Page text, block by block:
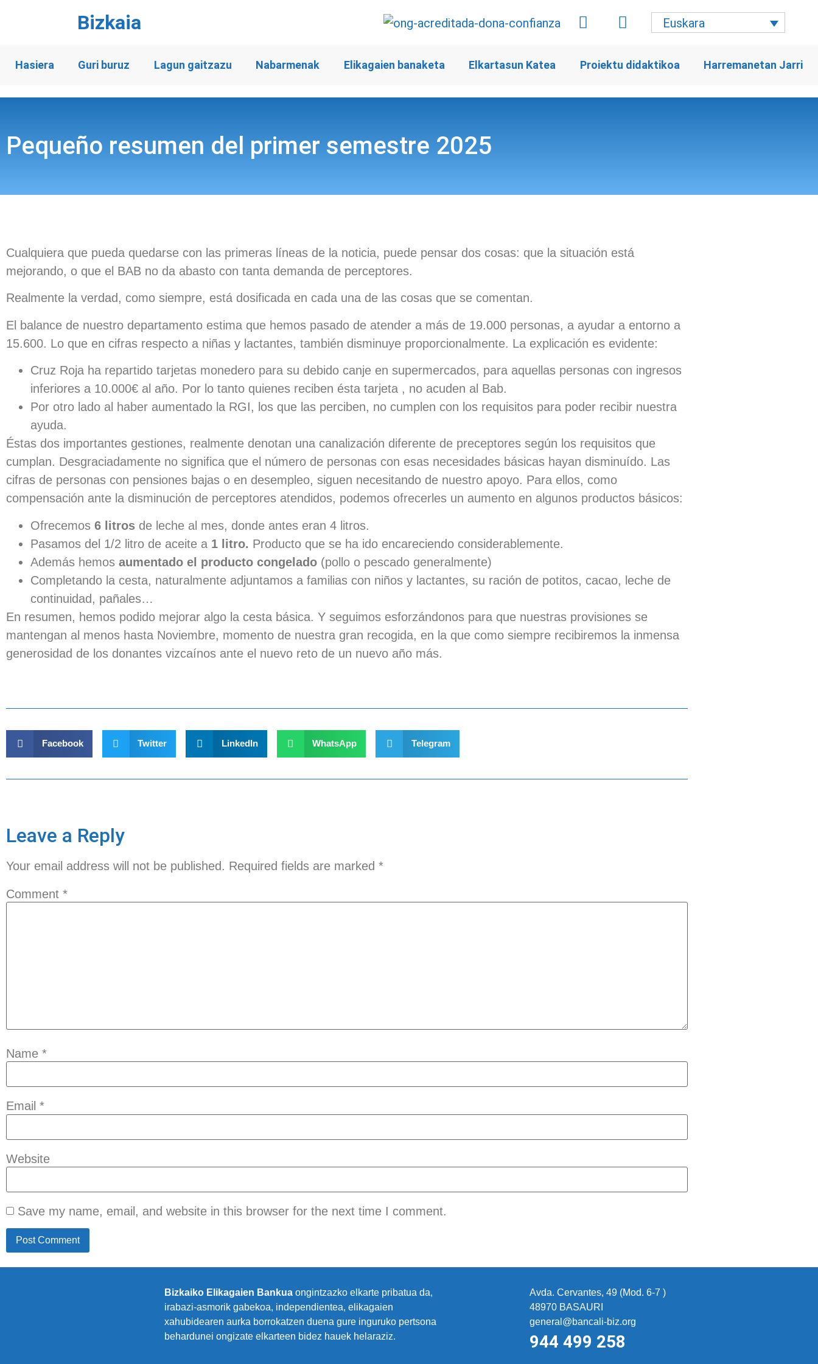
Bizkaia Euskara
Hasiera Guri buruz Lagun gaitzazu Nabarmenak Elikagaien banaketa Elkartasun Katea Proiektu didaktikoa Harremanetan Jarri
Pequeño resumen del primer semestre 2025
Cualquiera que pueda quedarse con las primeras líneas de la noticia, puede pensar dos cosas: que la situación está
mejorando, o que el BAB no da abasto con tanta demanda de perceptores.
Realmente la verdad, como siempre, está dosificada en cada una de las cosas que se comentan.
El balance de nuestro departamento estima que hemos pasado de atender a más de 19.000 personas, a ayudar a entorno a
15.600. Lo que en cifras respecto a niñas y lactantes, también disminuye proporcionalmente. La explicación es evidente:
Cruz Roja ha repartido tarjetas monedero para su debido canje en supermercados, para aquellas personas con ingresos
inferiores a 10.000€ al año. Por lo tanto quienes reciben ésta tarjeta , no acuden al Bab.
Por otro lado al haber aumentado la RGI, los que las perciben, no cumplen con los requisitos para poder recibir nuestra
ayuda.
Éstas dos importantes gestiones, realmente denotan una canalización diferente de preceptores según los requisitos que
cumplan. Desgraciadamente no significa que el número de personas con esas necesidades básicas hayan disminuído. Las
cifras de personas con pensiones bajas o en desempleo, siguen necesitando de nuestro apoyo. Para ellos, como
compensación ante la disminución de perceptores atendidos, podemos ofrecerles un aumento en algunos productos básicos:
Ofrecemos 6 litros de leche al mes, donde antes eran 4 litros.
Pasamos del 1/2 litro de aceite a 1 litro. Producto que se ha ido encareciendo considerablemente.
Además hemos aumentado el producto congelado (pollo o pescado generalmente)
Completando la cesta, naturalmente adjuntamos a familias con niños y lactantes, su ración de potitos, cacao, leche de
continuidad, pañales…
En resumen, hemos podido mejorar algo la cesta básica. Y seguimos esforzándonos para que nuestras provisiones se
mantengan al menos hasta Noviembre, momento de nuestra gran recogida, en la que como siempre recibiremos la inmensa
generosidad de los donantes vizcaínos ante el nuevo reto de un nuevo año más.
Facebook Twitter LinkedIn WhatsApp Telegram
Leave a Reply
Your email address will not be published. Required fields are marked *
Comment *
Name *
Email *
Website
Save my name, email, and website in this browser for the next time I comment.
Bizkaiko Elikagaien Bankua ongintzazko elkarte pribatua da,
irabazi-asmorik gabekoa, independientea, elikagaien
xahubidearen aurka borrokatzen duena gure inguruko pertsona
behardunei ongizate elkarteen bidez hauek helaraziz.
Avda. Cervantes, 49 (Mod. 6-7 )
48970 BASAURI
general@bancali-biz.org
944 499 258